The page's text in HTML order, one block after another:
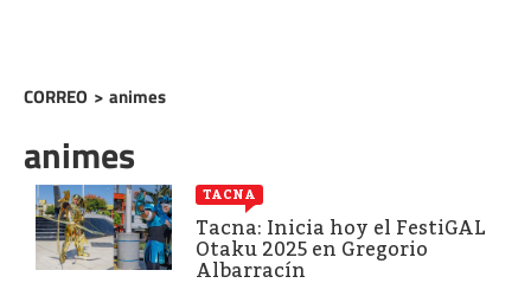
CORREO > animes
animes
TACNA
Tacna: Inicia hoy el FestiGAL
Otaku 2025 en Gregorio
Albarracín